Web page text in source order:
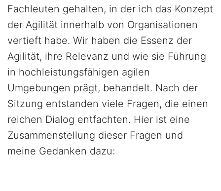
Fachleuten gehalten, in der ich das Konzept
der Agilität innerhalb von Organisationen
vertieft habe. Wir haben die Essenz der
Agilität, ihre Relevanz und wie sie Führung
in hochleistungsfähigen agilen
Umgebungen prägt, behandelt. Nach der
Sitzung entstanden viele Fragen, die einen
reichen Dialog entfachten. Hier ist eine
Zusammenstellung dieser Fragen und
meine Gedanken dazu: